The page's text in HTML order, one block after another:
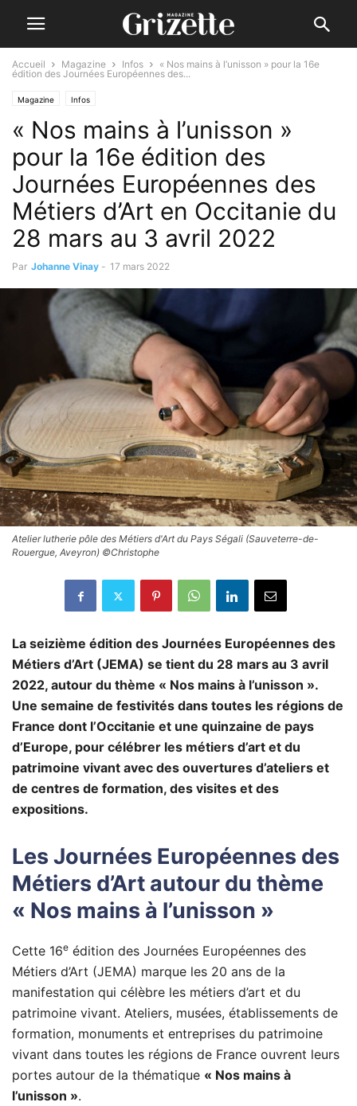
Accueil Magazine Infos
« Nos mains à l’unisson » pour la 16e
édition des Journées Européennes des...
Magazine Infos
« Nos mains à l’unisson »
pour la 16e édition des
Journées Européennes des
Métiers d’Art en Occitanie du
28 mars au 3 avril 2022
Par Johanne Vinay - 17 mars 2022
Atelier lutherie pôle des Métiers d'Art du Pays Ségali (Sauveterre-de-
Rouergue, Aveyron) ©Christophe
La seizième édition des Journées Européennes des
Métiers d’Art (JEMA) se tient du 28 mars au 3 avril
2022, autour du thème « Nos mains à l’unisson ».
Une semaine de festivités dans toutes les régions de
France dont l’Occitanie et une quinzaine de pays
d’Europe, pour célébrer les métiers d’art et du
patrimoine vivant avec des ouvertures d’ateliers et
de centres de formation, des visites et des
expositions.
Les Journées Européennes des
Métiers d’Art autour du thème
« Nos mains à l’unisson »
Cette 16e édition des Journées Européennes des
Métiers d’Art (JEMA) marque les 20 ans de la
manifestation qui célèbre les métiers d’art et du
patrimoine vivant. Ateliers, musées, établissements de
formation, monuments et entreprises du patrimoine
vivant dans toutes les régions de France ouvrent leurs
portes autour de la thématique « Nos mains à
l’unisson ».